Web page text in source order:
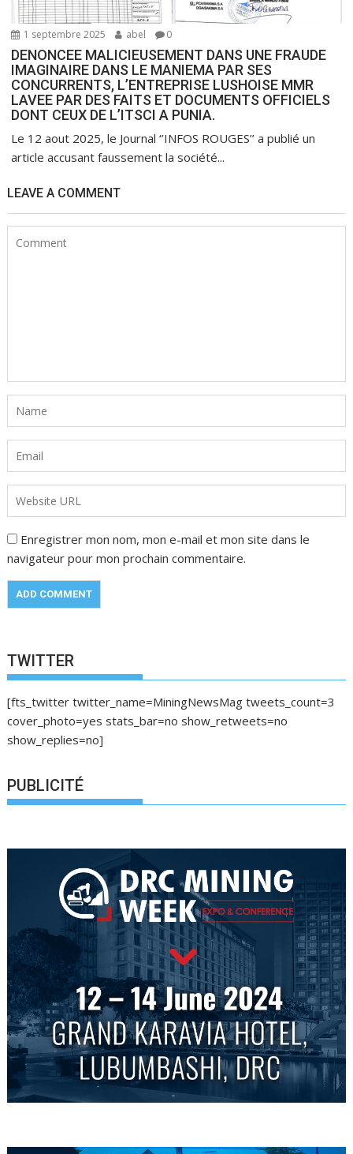
1 septembre 2025 abel 0
DENONCEE MALICIEUSEMENT DANS UNE FRAUDE
IMAGINAIRE DANS LE MANIEMA PAR SES
CONCURRENTS, L’ENTREPRISE LUSHOISE MMR
LAVEE PAR DES FAITS ET DOCUMENTS OFFICIELS
DONT CEUX DE L’ITSCI A PUNIA.
Le 12 aout 2025, le Journal ‘’INFOS ROUGES’’ a publié un
article accusant faussement la société...
LEAVE A COMMENT
Enregistrer mon nom, mon e-mail et mon site dans le
navigateur pour mon prochain commentaire.
TWITTER
[fts_twitter twitter_name=MiningNewsMag tweets_count=3
cover_photo=yes stats_bar=no show_retweets=no
show_replies=no]
PUBLICITÉ